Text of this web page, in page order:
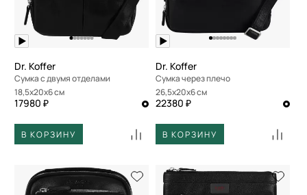
Dr. Koffer
Сумка с двумя отделами
18,5x20x6 см
17980 ₽
В КОРЗИНУ
Dr. Koffer
Сумка через плечо
26,5x20x6 см
22380 ₽
В КОРЗИНУ